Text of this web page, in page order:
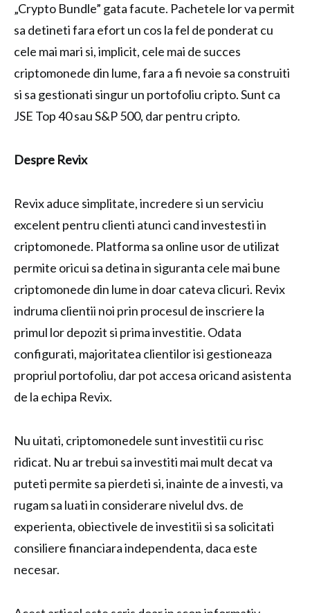
„Crypto Bundle” gata facute. Pachetele lor va permit
sa detineti fara efort un cos la fel de ponderat cu
cele mai mari si, implicit, cele mai de succes
criptomonede din lume, fara a fi nevoie sa construiti
si sa gestionati singur un portofoliu cripto. Sunt ca
JSE Top 40 sau S&P 500, dar pentru cripto.
Despre Revix
Revix aduce simplitate, incredere si un serviciu
excelent pentru clienti atunci cand investesti in
criptomonede. Platforma sa online usor de utilizat
permite oricui sa detina in siguranta cele mai bune
criptomonede din lume in doar cateva clicuri. Revix
indruma clientii noi prin procesul de inscriere la
primul lor depozit si prima investitie. Odata
configurati, majoritatea clientilor isi gestioneaza
propriul portofoliu, dar pot accesa oricand asistenta
de la echipa Revix.
Nu uitati, criptomonedele sunt investitii cu risc
ridicat. Nu ar trebui sa investiti mai mult decat va
puteti permite sa pierdeti si, inainte de a investi, va
rugam sa luati in considerare nivelul dvs. de
experienta, obiectivele de investitii si sa solicitati
consiliere financiara independenta, daca este
necesar.